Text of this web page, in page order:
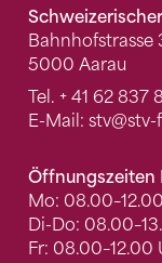
Bahnhofstrasse
5000 Aarau
Tel. + 41 62 837
E-Mail: stv@stv-
Öffnungszeiten
Mo:
Di-Do:
Fr: 08.00–12.00